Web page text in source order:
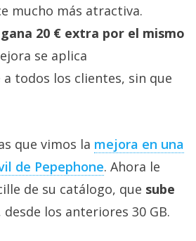
mucho más atractiva.
gana 20 € extra por el mismo
se aplica
todos los clientes, sin que
que vimos la mejora en una
de Pepephone‎. Ahora le
de su catálogo, que sube
desde los anteriores 30 GB.